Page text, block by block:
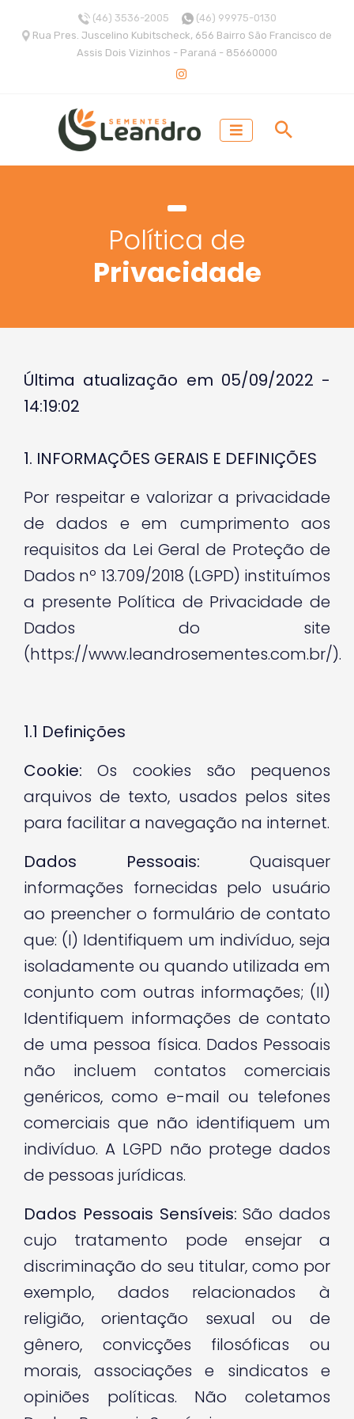
(46) 3536-2005
(46) 99975-0130
Rua Pres. Juscelino Kubitscheck, 656 Bairro São Francisco de
Assis Dois Vizinhos - Paraná - 85660000
Política de
Privacidade
Última atualização em 05/09/2022 -
14:19:02
1. INFORMAÇÕES GERAIS E DEFINIÇÕES
Por respeitar e valorizar a privacidade
de dados e em cumprimento aos
requisitos da Lei Geral de Proteção de
Dados nº 13.709/2018 (LGPD) instituímos
a presente Política de Privacidade de
Dados do site
(https://www.leandrosementes.com.br/).
1.1 Definições
Cookie:Os cookies são pequenos
arquivos de texto, usados pelos sites
para facilitar a navegação na internet.
Dados Pessoais: Quaisquer
informações fornecidas pelo usuário
ao preencher o formulário de contato
que: (I) Identifiquem um indivíduo, seja
isoladamente ou quando utilizada em
conjunto com outras informações; (II)
Identifiquem informações de contato
de uma pessoa física. Dados Pessoais
não incluem contatos comerciais
genéricos, como e-mail ou telefones
comerciais que não identifiquem um
indivíduo. A LGPD não protege dados
de pessoas jurídicas.
Dados Pessoais Sensíveis:São dados
cujo tratamento pode ensejar a
discriminação do seu titular, como por
exemplo, dados relacionados à
religião, orientação sexual ou de
gênero, convicções filosóficas ou
morais, associações e sindicatos e
opiniões políticas. Não coletamos